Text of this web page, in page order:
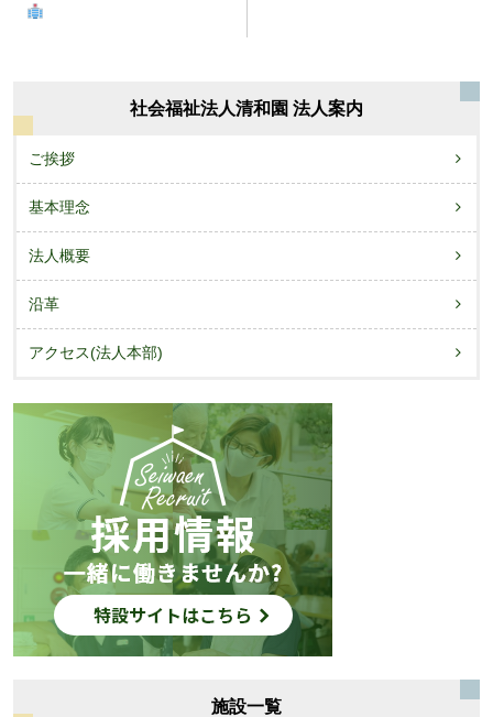
稿
ゲ
ー
シ
ョ
ン
社会福祉法人清和園 法人案内
ご挨拶
基本理念
法人概要
沿革
アクセス(法人本部)
施設一覧